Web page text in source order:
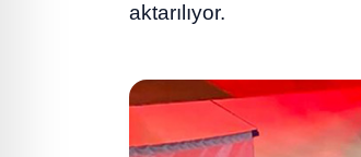
aktarılıyor.